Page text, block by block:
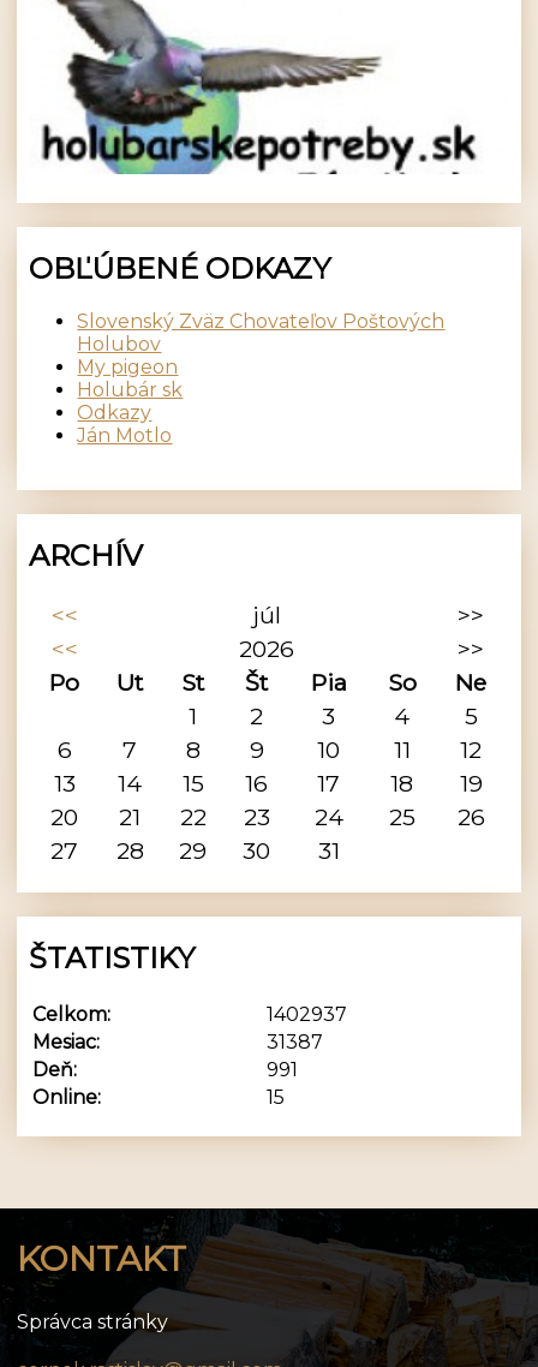
OBĽÚBENÉ ODKAZY
Slovenský Zväz Chovateľov Poštových
Holubov
My pigeon
Holubár sk
Odkazy
Ján Motlo
ARCHÍV
<< júl
>>
<<
2026
>>
Po
Ut St Št Pia So
Ne
1
2 3 4
5
6
7 8 9 10 11
12
13
14 15 16 17 18
19
20
21 22 23 24 25
26
27
28 29 30 31
ŠTATISTIKY
Online: 15
Celkom:
1402937
Mesiac:
31387
Deň:
991
KONTAKT
Správca stránky